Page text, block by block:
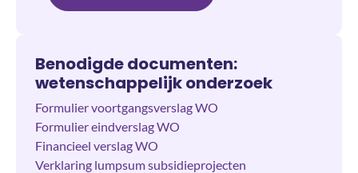
Benodigde documenten:
wetenschappelijk onderzoek
Formulier voortgangsverslag WO
Formulier eindverslag WO
Financieel verslag WO
Verklaring lumpsum subsidieprojecten